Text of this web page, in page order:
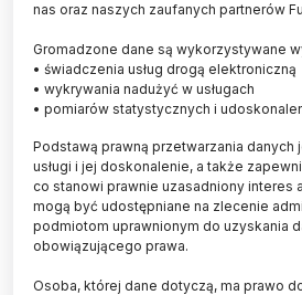
nas oraz naszych zaufanych partnerów
Gromadzone dane są wykorzystywane
• świadczenia usług drogą elektroniczną
• wykrywania nadużyć w usługach
• pomiarów statystycznych i
Podstawą prawną przetwarzania danych
usługi i jej doskonalenie, a także
co stanowi prawnie uzasadniony interes
mogą być udostępniane na zlecenie
podmiotom uprawnionym do uzyskania
obowiązującego prawa.
Osoba, której dane dotyczą, ma prawo